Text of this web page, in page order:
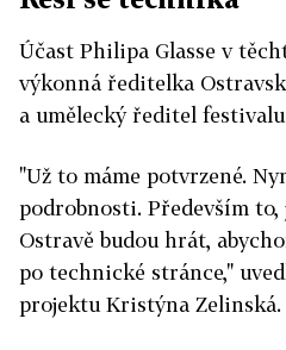
Účast Philipa Glasse v
výkonná ředitelka
a umělecký ředitel
"Už to máme potvrzené.
podrobnosti. Především to,
Ostravě budou hrát,
po technické stránce,"
projektu Kristýna Zelinská.